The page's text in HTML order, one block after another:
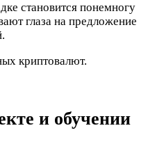
становится понемногу
глаза на предложение
криптовалют.
и обучении